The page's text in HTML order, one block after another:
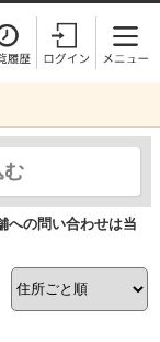
む
への問い合わせは当